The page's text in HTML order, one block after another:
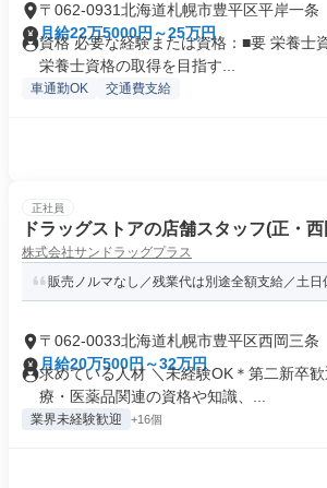
〒062-0931北海道札幌市豊平区平岸一条
月給22万5000円～25万円
資格 必要な経験または資格：■要 栄養士
栄養士資格の取得を目指す...
車通勤OK 交通費支給
正社員
ドラッグストアの店舗スタッフ(正・
株式会社サンドラッグプラス
販売ノルマなし／残業代は別途全額支給／土日
〒062-0033北海道札幌市豊平区西岡三条
月給20万500円～32万円
求めている人材 ＼未経験OK＊第二新卒
療・医薬品関連の資格や知識、...
業界未経験歓迎 +16個